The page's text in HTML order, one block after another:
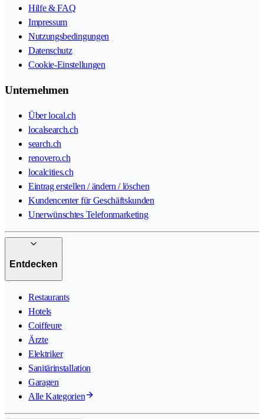
Hilfe & FAQ
Impressum
Nutzungsbedingungen
Datenschutz
Cookie-Einstellungen
Unternehmen
Über local.ch
localsearch.ch
search.ch
renovero.ch
localcities.ch
Eintrag erstellen / ändern / löschen
Kundencenter für Geschäftskunden
Unerwünschtes Telefonmarketing
Entdecken
Restaurants
Hotels
Coiffeure
Ärzte
Elektriker
Sanitärinstallation
Garagen
Alle Kategorien